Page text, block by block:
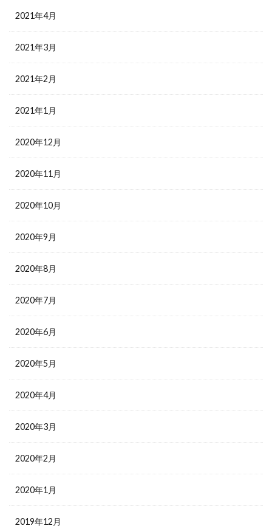
2021年4月
2021年3月
2021年2月
2021年1月
2020年12月
2020年11月
2020年10月
2020年9月
2020年8月
2020年7月
2020年6月
2020年5月
2020年4月
2020年3月
2020年2月
2020年1月
2019年12月